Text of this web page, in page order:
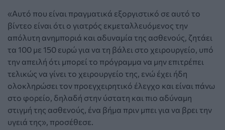
«Αυτό που είναι πραγματικά εξοργιστικό σε αυτό το
βίντεο είναι ότι ο γιατρός εκμεταλλευόμενος την
απόλυτη ανημποριά και αδυναμία της ασθενούς, ζητάει
τα 100 με 150 ευρώ για να τη βάλει στο χειρουργείο, υπό
την απειλή ότι μπορεί το πρόγραμμα να μην επιτρέπει
τελικώς να γίνει το χειρουργείο της, ενώ έχει ήδη
ολοκληρώσει τον προεγχειρητικό έλεγχο και είναι πάνω
στο φορείο, δηλαδή στην ύστατη και πιο αδύναμη
στιγμή της ασθενούς, ένα βήμα πριν μπει για να βρει την
υγειά της», προσέθεσε.